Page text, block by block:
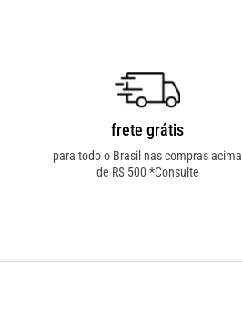
frete grátis
para todo o Brasil nas compras acima
de R$ 500 *Consulte